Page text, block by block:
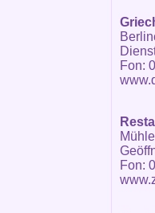
Fon:
Fon: